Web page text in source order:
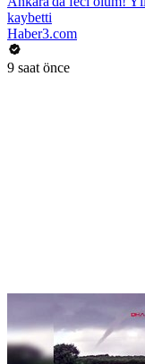
kaybetti
Haber3.com
9 saat önce